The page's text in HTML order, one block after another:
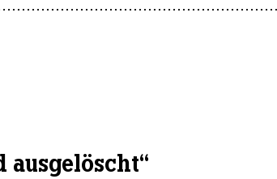
ausgelöscht“